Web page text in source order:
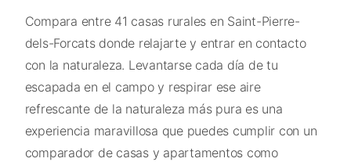
Compara entre 41 casas rurales en Saint-Pierre-
dels-Forcats donde relajarte y entrar en contacto
con la naturaleza. Levantarse cada día de tu
escapada en el campo y respirar ese aire
refrescante de la naturaleza más pura es una
experiencia maravillosa que puedes cumplir con un
comparador de casas y apartamentos como